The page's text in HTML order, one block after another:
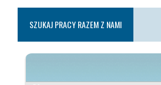
SZUKAJ PRACY RAZEM Z NAMI